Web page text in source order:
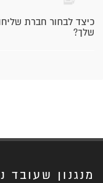
כיצד לבחור חברת
שלך?
מנגנון שעובד